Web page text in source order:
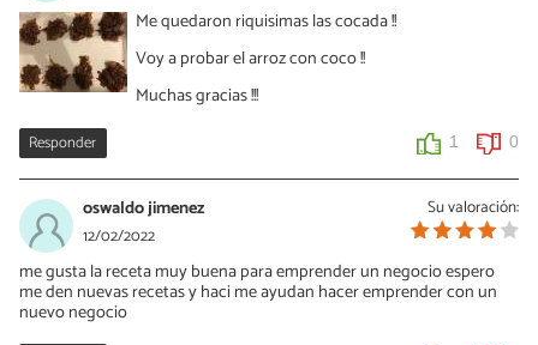
Me quedaron riquisimas las cocada !!
Voy a probar el arroz con coco !!
Muchas gracias !!!
Responder 1 0
Su valoración:
oswaldo jimenez
12/02/2022
me gusta la receta muy buena para emprender un negocio espero
me den nuevas recetas y haci me ayudan hacer emprender con un
nuevo negocio